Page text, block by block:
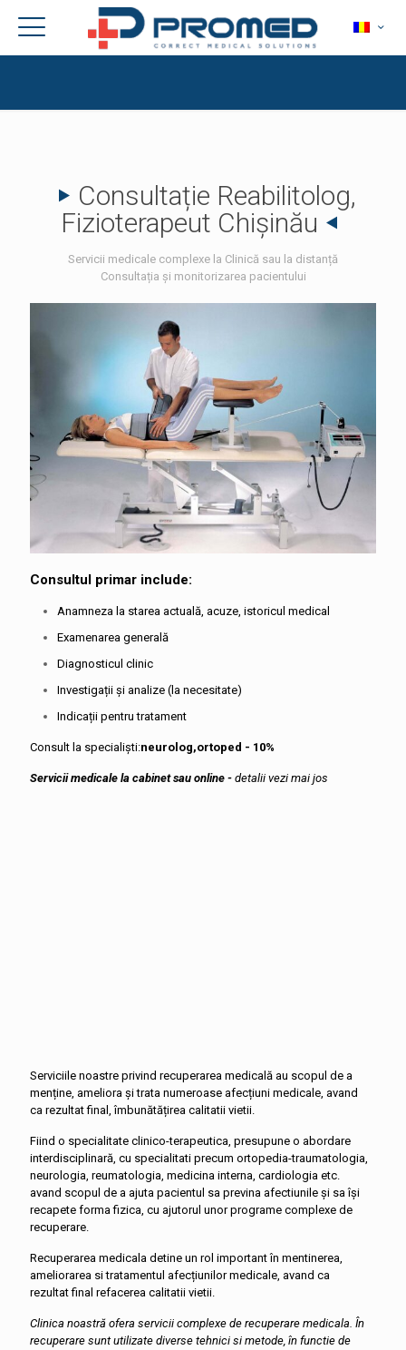
Consultație Reabilitolog,
Fizioterapeut Chișinău
Servicii medicale complexe la Clinică sau la distanță
Consultația și monitorizarea pacientului
Consultul primar include:
Anamneza la starea actuală, acuze, istoricul medical
Examenarea generală
Diagnosticul clinic
Investigații și analize (la necesitate)
Indicații pentru tratament
Consult la specialiști:neurolog,ortoped - 10%
Servicii medicale la cabinetsau online - detalii vezi mai jos
Serviciile noastre privind recuperarea medicală au scopul de a
menține, ameliora și trata numeroase afecțiuni medicale, avand
ca rezultat final, îmbunătățirea calitatii vietii.
Fiind o specialitate clinico-terapeutica, presupune o abordare
interdisciplinară, cu specialitati precum ortopedia-traumatologia,
neurologia, reumatologia, medicina interna, cardiologia etc.
avand scopul de a ajuta pacientul sa previna afectiunile și sa își
recapete forma fizica, cu ajutorul unor programe complexe de
recuperare.
Recuperarea medicala detine un rol important în mentinerea,
ameliorarea si tratamentul afecțiunilor medicale, avand ca
rezultat final refacerea calitatii vietii.
Clinica noastră ofera servicii complexe de recuperare medicala. În
recuperare sunt utilizate diverse tehnici si metode, în functie de